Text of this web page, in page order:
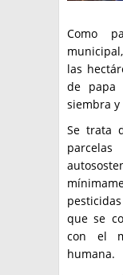
Como
las
de papa
siembra
Se trata
que se
con el
humana.